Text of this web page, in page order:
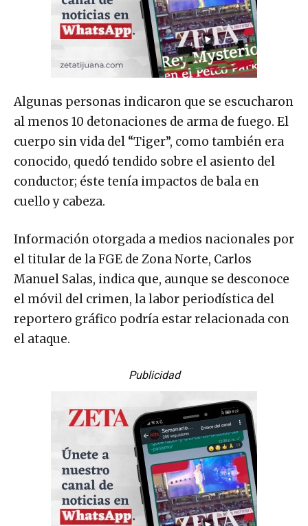
Algunas personas indicaron que se escucharon
al menos 10 detonaciones de arma de fuego. El
cuerpo sin vida del “Tiger”, como también era
conocido, quedó tendido sobre el asiento del
conductor; éste tenía impactos de bala en
cuello y cabeza.
Información otorgada a medios nacionales por
el titular de la FGE de Zona Norte, Carlos
Manuel Salas, indica que, aunque se desconoce
el móvil del crimen, la labor periodística del
reportero gráfico podría estar relacionada con
el ataque.
Publicidad